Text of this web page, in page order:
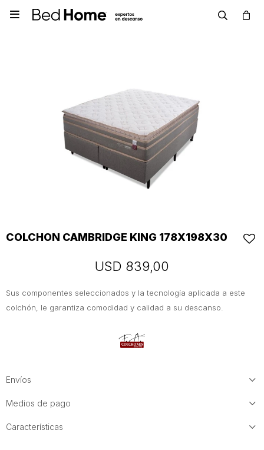

COLCHON CAMBRIDGE KING 178X198X30
USD 839,00
Sus componentes seleccionados y la tecnología aplicada a este
colchón, le garantiza comodidad y calidad a su descanso.
Envíos
Medios de pago
Características